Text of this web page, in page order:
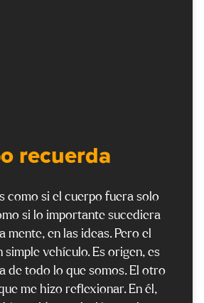
recuerda
como si el cuerpo fuera solo
si lo importante sucediera
mente, en las ideas. Pero el
simple vehículo. Es origen, es
de todo lo que somos. El otro
me hizo reflexionar. En él,